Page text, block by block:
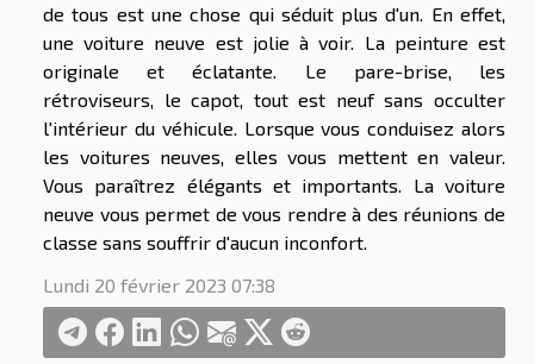
de tous est une chose qui séduit plus d'un. En effet,
une voiture neuve est jolie à voir. La peinture est
originale et éclatante. Le pare-brise, les
rétroviseurs, le capot, tout est neuf sans occulter
l'intérieur du véhicule. Lorsque vous conduisez alors
les voitures neuves, elles vous mettent en valeur.
Vous paraîtrez élégants et importants. La voiture
neuve vous permet de vous rendre à des réunions de
classe sans souffrir d'aucun inconfort.
Lundi 20 février 2023 07:38